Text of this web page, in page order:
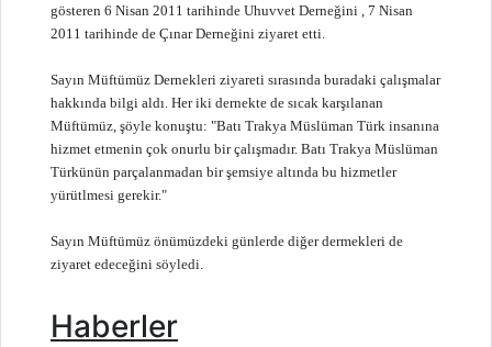
gösteren 6 Nisan 2011 tarihinde Uhuvvet Derneğini , 7 Nisan
2011 tarihinde de Çınar Derneğini ziyaret etti.
Sayın Müftümüz Dernekleri ziyareti sırasında buradaki çalışmalar
hakkında bilgi aldı. Her iki dernekte de sıcak karşılanan
Müftümüz, şöyle konuştu: "Batı Trakya Müslüman Türk insanına
hizmet etmenin çok onurlu bir çalışmadır. Batı Trakya Müslüman
Türkünün parçalanmadan bir şemsiye altında bu hizmetler
yürütlmesi gerekir."
Sayın Müftümüz önümüzdeki günlerde diğer dermekleri de
ziyaret edeceğini söyledi.
Haberler